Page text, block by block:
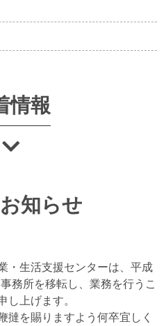
情報
知らせ
・生活支援センターは、平成
務所を移転し、業務を行うこ
し上げます。
撻を賜りますよう何卒宜しく